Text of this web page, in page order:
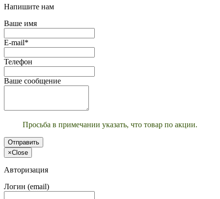
Напишите нам
Ваше имя
E-mail*
Телефон
Ваше сообщение
Просьба в примечании указать, что товар по акции.
Отправить
×Close
Авторизация
Логин (email)